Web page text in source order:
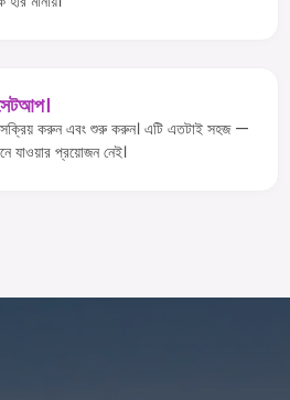
সক্রিয় করুন এবং শুরু করুন। এটি এতটাই সহজ —
যাওয়ার প্রয়োজন নেই।